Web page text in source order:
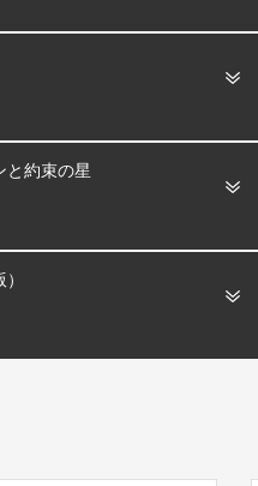
約束の星